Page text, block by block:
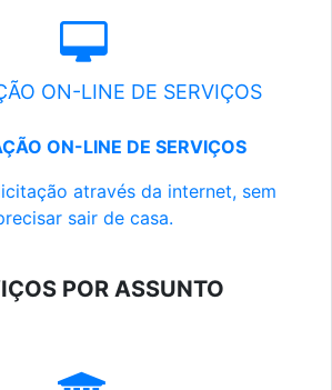
ON-LINE DE SERVIÇOS
ON-LINE DE SERVIÇOS
através da internet, sem
sair de casa.
POR ASSUNTO